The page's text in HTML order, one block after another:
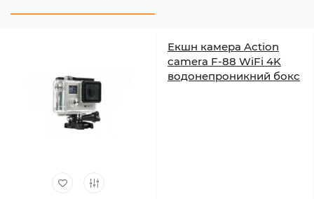
Екшн камера Action
camera F-88 WiFi 4K
водонепроникний бокс